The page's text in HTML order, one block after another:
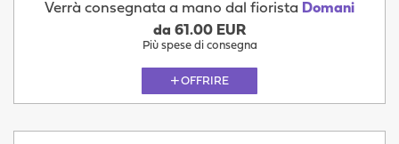
Verrà consegnata a mano dal fiorista Domani
da 61.00 EUR
Più spese di consegna
OFFRIRE